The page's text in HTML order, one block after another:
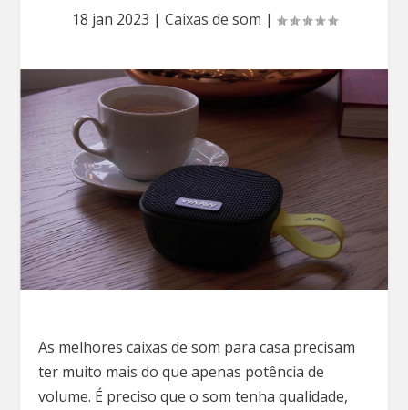
18 jan 2023 | Caixas de som |
As melhores caixas de som para casa precisam
ter muito mais do que apenas potência de
volume. É preciso que o som tenha qualidade,